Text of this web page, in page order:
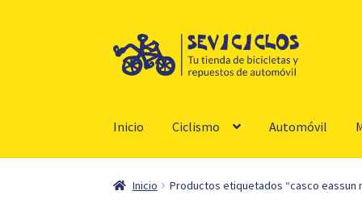
Ir
a
Ir
al
Inicio Ciclismo Automóvil
Inicio Productos etiquetados “casco eassun